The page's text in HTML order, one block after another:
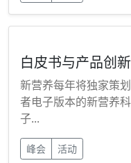
白皮书与产品创
新营养每年将独家策
者电子版本的新营养
子...
峰会 活动